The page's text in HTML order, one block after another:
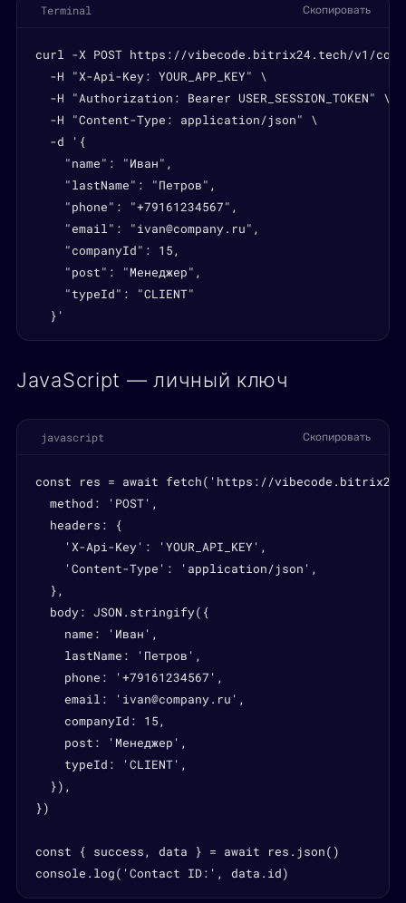
Terminal Скопировать
curl -X POST https://vibecode.bitrix24.tech/v1/
  -H "X-Api-Key: YOUR_APP_KEY" \
  -H "Authorization: Bearer USER_SESSION_TOKEN" \
  -H "Content-Type: application/json" \
  -d '{
    "name": "Иван",
    "lastName": "Петров",
    "phone": "+79161234567",
    "email": "ivan@company.ru",
    "companyId": 15,
    "post": "Менеджер",
    "typeId": "CLIENT"
  }'
JavaScript — личный ключ
javascript Скопировать
const res = await fetch('https://
  method: 'POST',
  headers: {
    'X-Api-Key': 'YOUR_API_KEY',
    'Content-Type': 'application/json',
  },
  body: JSON.stringify({
    name: 'Иван',
    lastName: 'Петров',
    phone: '+79161234567',
    email: 'ivan@company.ru',
    companyId: 15,
    post: 'Менеджер',
    typeId: 'CLIENT',
  }),
})
const { success, data } = await res.json()
console.log('Contact ID:', data.id)